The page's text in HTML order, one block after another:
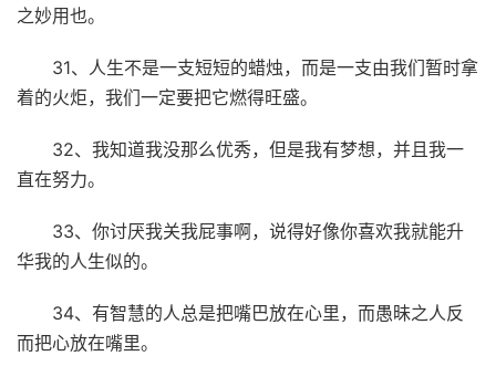
之妙用也。
31、人生不是一支短短的蜡烛，而是一支由我们暂时拿
着的火炬，我们一定要把它燃得旺盛。
32、我知道我没那么优秀，但是我有梦想，并且我一
直在努力。
33、你讨厌我关我屁事啊，说得好像你喜欢我就能升
华我的人生似的。
34、有智慧的人总是把嘴巴放在心里，而愚昧之人反
而把心放在嘴里。